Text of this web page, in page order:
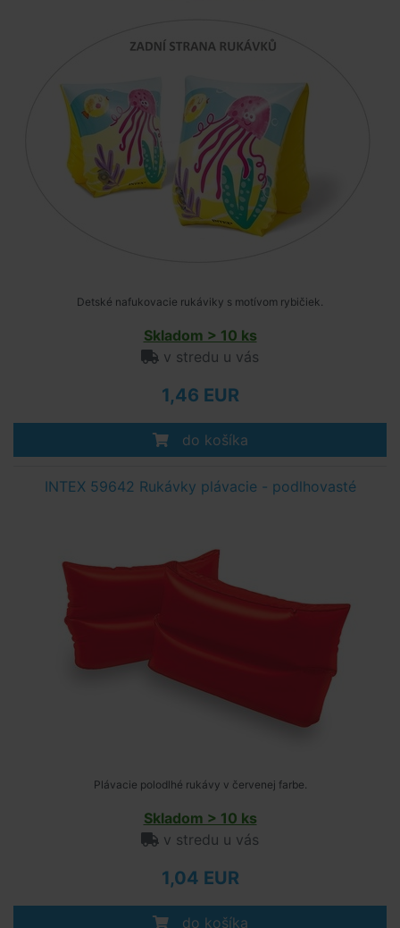
Detské nafukovacie rukáviky s motívom rybičiek.
Skladom > 10 ks
v stredu u vás
1,46 EUR
do košíka
INTEX 59642 Rukávky plávacie - podlhovasté
Plávacie polodlhé rukávy v červenej farbe.
Skladom > 10 ks
v stredu u vás
1,04 EUR
do košíka